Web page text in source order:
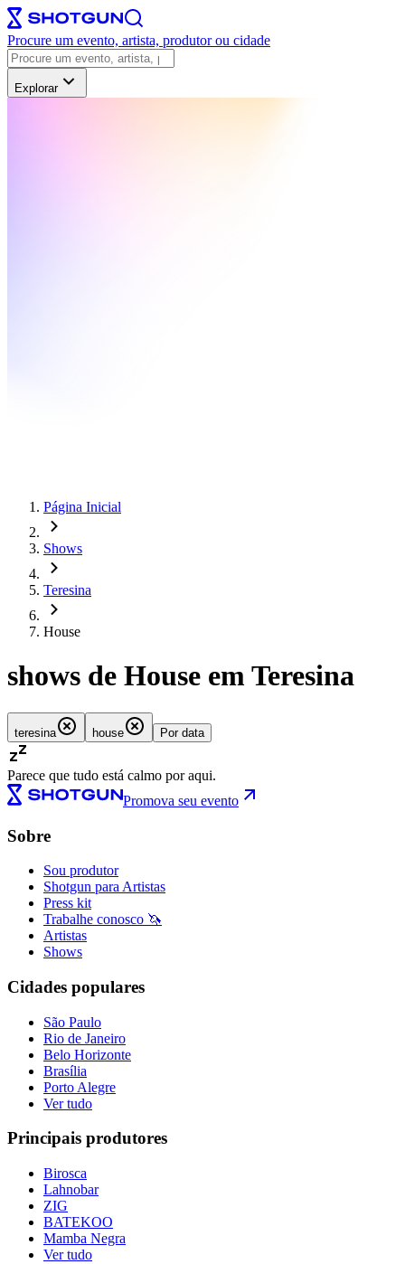
Procure um evento, artista, produtor ou cidade
Explorar
Página Inicial
Shows
Teresina
House
shows de House em Teresina
teresina house Por data
Parece que tudo está calmo por aqui.
Promova seu evento
Sobre
Sou produtor
Shotgun para Artistas
Press kit
Trabalhe conosco 🦄
Artistas
Shows
Cidades populares
São Paulo
Rio de Janeiro
Belo Horizonte
Brasília
Porto Alegre
Ver tudo
Principais produtores
Birosca
Lahnobar
ZIG
BATEKOO
Mamba Negra
Ver tudo